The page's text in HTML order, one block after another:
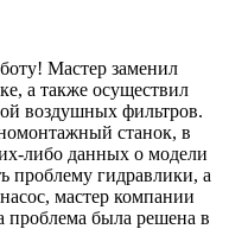
Мастер заменил
а также осуществил
воздушных фильтров.
станок, в
либо данных о модели
проблему гидравлики, а
мастер компании
проблема была решена в